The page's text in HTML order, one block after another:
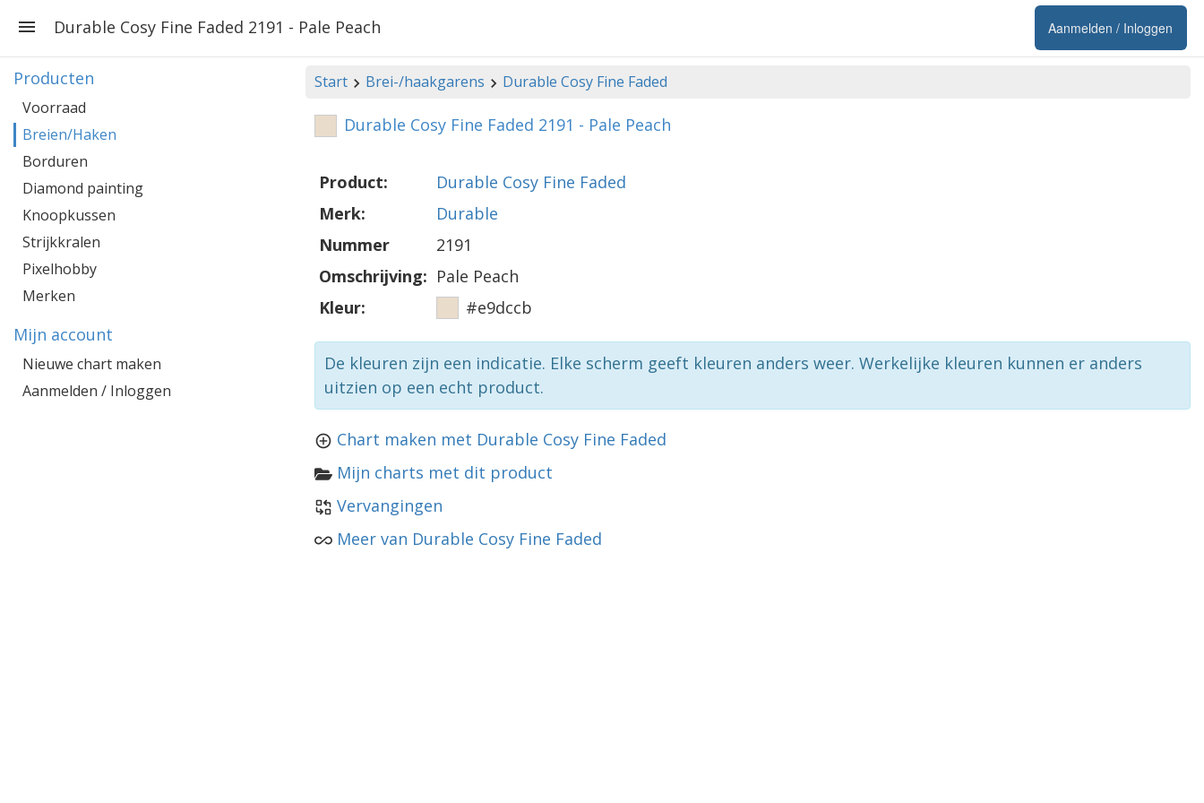
Aanmelden / Inloggen
Durable Cosy Fine Faded 2191 - Pale Peach
Start Brei-/haakgarens Durable Cosy Fine Faded
Durable Cosy Fine Faded 2191 - Pale Peach
Product:
Durable Cosy Fine Faded
Merk:
Durable
Nummer
2191
Omschrijving: Pale Peach
Kleur:
#e9dccb
De kleuren zijn een indicatie. Elke scherm geeft kleuren anders weer. Werkelijke kleuren kunnen er anders
uitzien op een echt product.
Chart maken met Durable Cosy Fine Faded
Mijn charts met dit product
Vervangingen
Meer van Durable Cosy Fine Faded
Producten
Voorraad
Breien/Haken
Borduren
Diamond painting
Knoopkussen
Strijkkralen
Pixelhobby
Merken
Mijn account
Nieuwe chart maken
Aanmelden / Inloggen